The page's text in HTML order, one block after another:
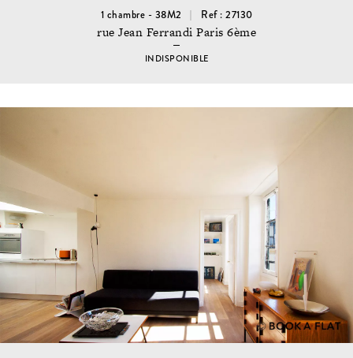
1 chambre - 38M2 Ref : 27130
rue Jean Ferrandi Paris 6ème
INDISPONIBLE